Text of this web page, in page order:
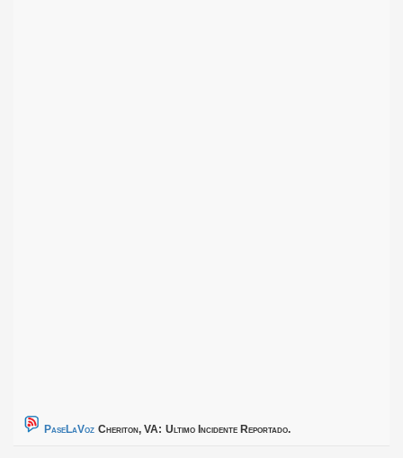
PaseLaVoz Cheriton, VA: Ultimo Incidente Reportado.